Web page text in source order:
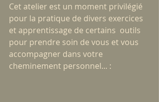
Cet atelier est un moment privilégié
pour la pratique de divers exercices
et apprentissage de certains  outils
pour prendre soin de vous et vous
accompagner dans votre
cheminement personnel... :